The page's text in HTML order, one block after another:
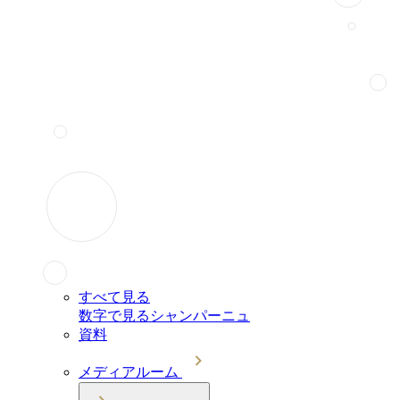
すべて見る
数字で見るシャンパーニュ
資料
メディアルーム